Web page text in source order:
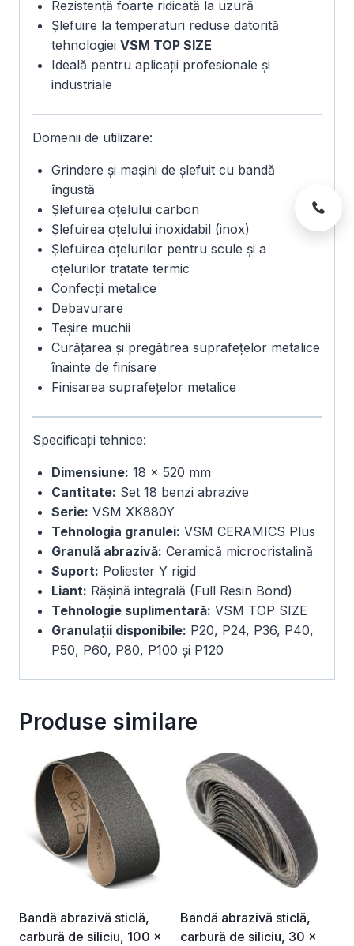
Rezistență foarte ridicată la uzură
Șlefuire la temperaturi reduse datorită
tehnologiei VSM TOP SIZE
Ideală pentru aplicații profesionale și
industriale
Domenii de utilizare:
Grindere și mașini de șlefuit cu bandă
îngustă
Șlefuirea oțelului carbon
Șlefuirea oțelului inoxidabil (inox)
Șlefuirea oțelurilor pentru scule și a
oțelurilor tratate termic
Confecții metalice
Debavurare
Teșire muchii
Curățarea și pregătirea suprafețelor metalice
înainte de finisare
Finisarea suprafețelor metalice
Specificații tehnice:
Dimensiune: 18 × 520 mm
Cantitate: Set 18 benzi abrazive
Serie: VSM XK880Y
Tehnologia granulei: VSM CERAMICS Plus
Granulă abrazivă: Ceramică microcristalină
Suport: Poliester Y rigid
Liant: Rășină integrală (Full Resin Bond)
Tehnologie suplimentară: VSM TOP SIZE
Granulații disponibile: P20, P24, P36, P40,
P50, P60, P80, P100 și P120
Produse similare
Bandă abrazivă sticlă,
carbură de siliciu, 100 x
Bandă abrazivă sticlă,
carbură de siliciu, 30 x